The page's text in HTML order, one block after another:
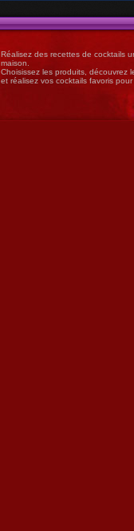
Réalisez des recettes de cocktails
maison.
Choisissez les produits, découvrez
et réalisez vos cocktails favoris